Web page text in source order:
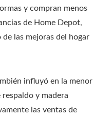
y compran menos
de Home Depot,
las mejoras del hogar
influyó en la menor
y madera
las ventas de